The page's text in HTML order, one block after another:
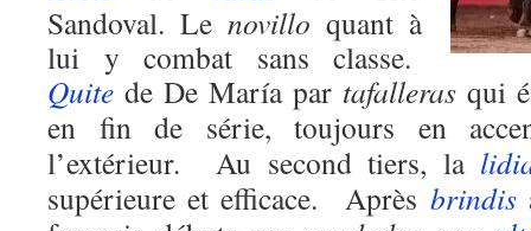
Sandoval. Le novillo quant à
lui y combat sans classe.
Quite de De María par tafalleras qui
en fin de série, toujours en
l’extérieur. Au second tiers, la
supérieure et efficace. Après brindis